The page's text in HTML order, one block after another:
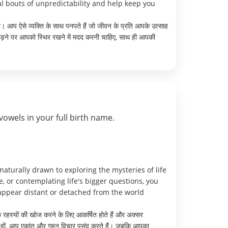
bouts of unpredictability and help keep you
आप ऐसे व्यक्ति के साथ पनपते हैं जो जीवन के प्रति आपके उत्साह
पर आपको स्थिर रखने में मदद करनी चाहिए, साथ ही आपकी
in your full birth name.
drawn to exploring the mysteries of life
or contemplating life's bigger questions, you
distant or detached from the world
रहस्यों की खोज करने के लिए आकर्षित होते हैं और अक्सर
हों, आप एकांत और गहन विचार पसंद करते हैं। जबकि आपका